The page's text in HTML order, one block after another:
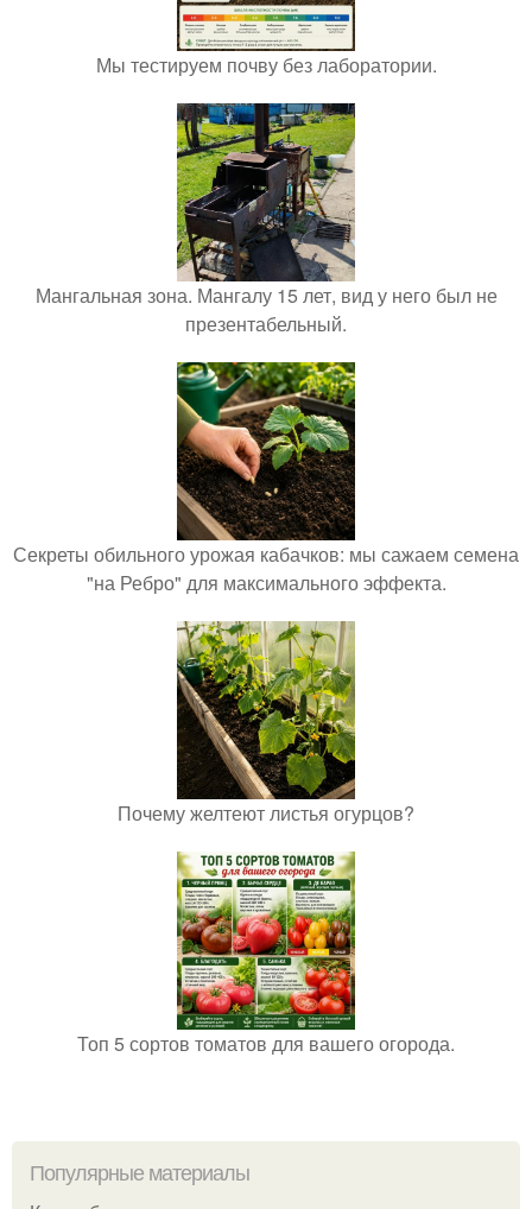
Мы тестируем почву без лаборатории.
Мангальная зона. Мангалу 15 лет, вид у него был не
презентабельный.
Секреты обильного урожая кабачков: мы сажаем семена
"на Ребро" для максимального эффекта.
Почему желтеют листья огурцов?
Топ 5 сортов томатов для вашего огорода.
Популярные материалы